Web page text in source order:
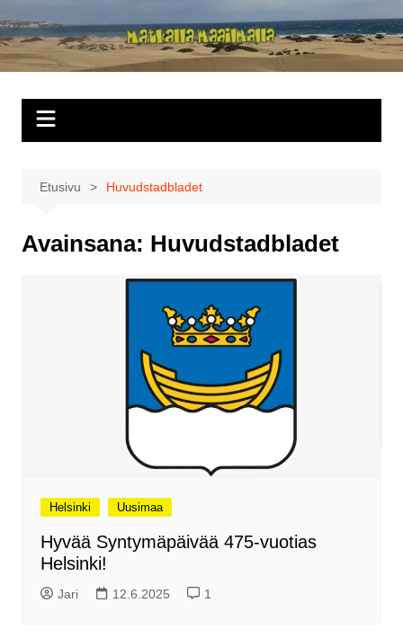
sisältöön
Matkalla
maailmalla
Etusivu Huvudstadbladet
Avainsana: Huvudstadbladet
Helsinki Uusimaa
Hyvää Syntymäpäivää 475-vuotias
Helsinki!
Jari 12.6.2025 1